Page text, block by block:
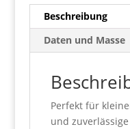
Beschreibung
Daten und Masse
Perfekt für
und